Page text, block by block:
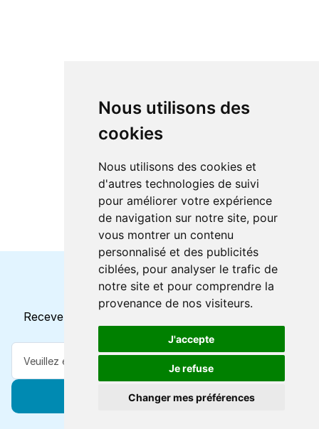
Nous utilisons des
cookies
Nous utilisons des cookies et
d'autres technologies de suivi
pour améliorer votre expérience
de navigation sur notre site, pour
vous montrer un contenu
personnalisé et des publicités
ciblées, pour analyser le trafic de
notre site et pour comprendre la
provenance de nos visiteurs.
J'accepte
Je refuse
Changer mes préférences
Horaires et offres actuels
Recevez toutes les mises à jour dans votre e-mail
S'abonner